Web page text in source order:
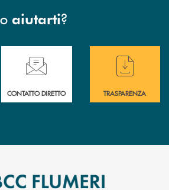
aiutarti?
teHai bisogno di assistenza immediata ?
CONTATTO DIRETTO
Hai bisogno di
TRASPARENZA